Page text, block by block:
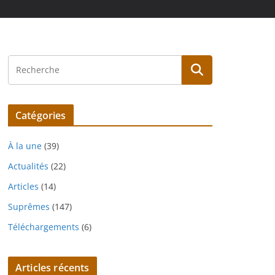
Catégories
À la une (39)
Actualités (22)
Articles (14)
Suprêmes (147)
Téléchargements (6)
Articles récents